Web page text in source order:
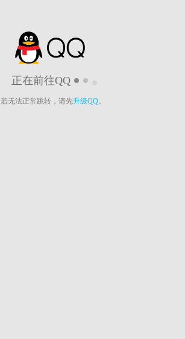
正在前往QQ
若无法正常跳转，请先升级QQ。